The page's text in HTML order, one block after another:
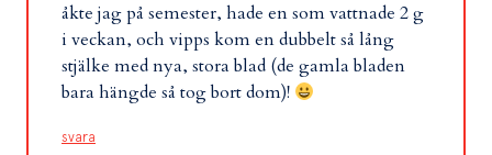
åkte jag på semester, hade en som vattnade 2 g
i veckan, och vipps kom en dubbelt så lång
stjälke med nya, stora blad (de gamla bladen
bara hängde så tog bort dom)!
svara